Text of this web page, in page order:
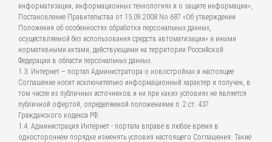
информатизации, информационных технологиях и о защите информации»,
Постановление Правительства от 15.09.2008 No 687 «Об утверждении
Положения об особенностях обработки персональных данных,
осуществляемой без использования средств автоматизации» и иными
нормативными актами, действующими на территории Российской
Федерации в области персональных данных.
1.3. Интернет – портал Администратора о новостройках и настоящее
Соглашение носит исключительно информационный характер и получен, в
том числе из публичных источников и ни при каких условиях не является
публичной офертой, определяемой положениями п. 2 ст. 437
Гражданского кодекса РФ.
1.4. Администрация Интернет - портала вправе в любое время в
одностороннем порядке изменять условия настоящего Соглашения. Такие